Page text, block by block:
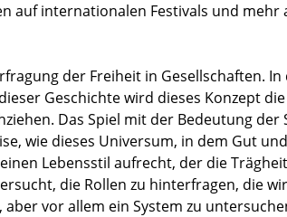
auf internationalen Festivals und mehr
der Freiheit in Gesellschaften.
Geschichte wird dieses Konzept
Das Spiel mit der Bedeutung
wie dieses Universum, in dem Gut
Lebensstil aufrecht, der die
die Rollen zu hinterfragen, die
vor allem ein System zu